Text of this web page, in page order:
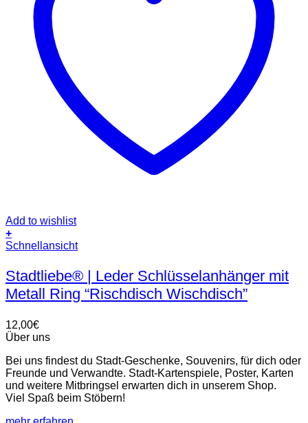
Add to wishlist
+
Dieses
weist
mehrere
Varianten
Die
Optionen
können
auf
der
Produktseite
gewählt
werden
Schnellansicht
Stadtliebe® | Leder Schlüsselanhänger mit
Metall Ring “Rischdisch Wischdisch”
12,00€
Über uns
Bei uns findest du Stadt-Geschenke, Souvenirs, für dich oder
Freunde und Verwandte. Stadt-Kartenspiele, Poster, Karten
und weitere Mitbringsel erwarten dich in unserem Shop.
Viel Spaß beim Stöbern!